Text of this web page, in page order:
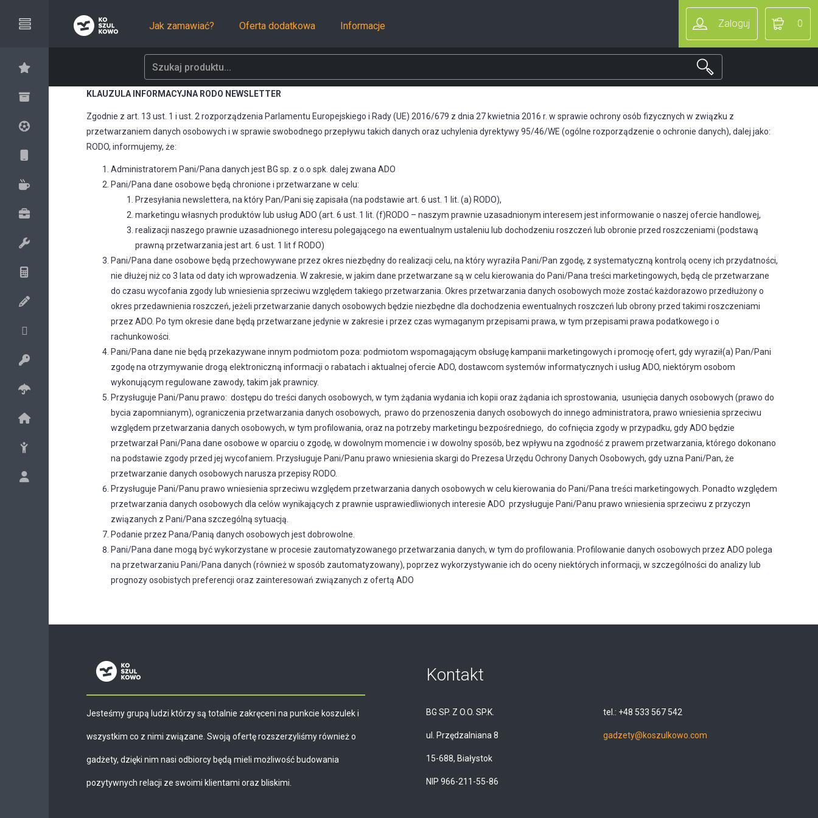
Zaloguj 0
Jak zamawiać? Oferta dodatkowa Informacje
Zestawy
Kompozycje
Akcesoria
Szklane
Kubki
Izotermiczne
Zestawy
Torby podróżne i sportowe
Torby i plecaki na laptopa
Zestawy narzędzi, Scyzoryki
Miarki, Ołówki stolarskie
Akcesoria komputerowe i smartfonowe
Teczki i torby na dokumenty
Notesy, Notatniki
Długopisy plastikowe
Długopisy metalowe
Touch
Zestawy piśmiennicze
Ołówki
Antystresy
Ski-Pass
Metalowe, Aluminiowe
Odblaskowe, Antystresowe
Z żetonem, Z otwieraczem
Z miarką, Latarką, Diodą
Parasole
Do kuchni
Pluszaki i maskotki
Upominiki ze skóry i ekoskóry
KLAUZULA INFORMACYJNA RODO NEWSLETTER
Zgodnie z art. 13 ust. 1 i ust. 2 rozporządzenia Parlamentu Europejskiego i Rady (UE) 2016/679 z dnia 27 kwietnia 2016 r. w sprawie ochrony osób fizycznych w związku z
przetwarzaniem danych osobowych i w sprawie swobodnego przepływu takich danych oraz uchylenia dyrektywy 95/46/WE (ogólne rozporządzenie o ochronie danych), dalej jako:
RODO, informujemy, że:
Administratorem Pani/Pana danych jest BG sp. z o.o spk. dalej zwana ADO
Pani/Pana dane osobowe będą chronione i przetwarzane w celu:
Przesyłania newslettera, na który Pan/Pani się zapisała (na podstawie art. 6 ust. 1 lit. (a) RODO),
marketingu własnych produktów lub usług ADO (art. 6 ust. 1 lit. (f)RODO – naszym prawnie uzasadnionym interesem jest informowanie o naszej ofercie handlowej,
realizacji naszego prawnie uzasadnionego interesu polegającego na ewentualnym ustaleniu lub dochodzeniu roszczeń lub obronie przed roszczeniami (podstawą
prawną przetwarzania jest art. 6 ust. 1 lit f RODO)
Pani/Pana dane osobowe będą przechowywane przez okres niezbędny do realizacji celu, na który wyraziła Pani/Pan zgodę, z systematyczną kontrolą oceny ich przydatności,
nie dłużej niż co 3 lata od daty ich wprowadzenia. W zakresie, w jakim dane przetwarzane są w celu kierowania do Pani/Pana treści marketingowych, będą cle przetwarzane
do czasu wycofania zgody lub wniesienia sprzeciwu względem takiego przetwarzania. Okres przetwarzania danych osobowych może zostać każdorazowo przedłużony o
okres przedawnienia roszczeń, jeżeli przetwarzanie danych osobowych będzie niezbędne dla dochodzenia ewentualnych roszczeń lub obrony przed takimi roszczeniami
przez ADO. Po tym okresie dane będą przetwarzane jedynie w zakresie i przez czas wymaganym przepisami prawa, w tym przepisami prawa podatkowego i o
rachunkowości.
Pani/Pana dane nie będą przekazywane innym podmiotom poza: podmiotom wspomagającym obsługę kampanii marketingowych i promocję ofert, gdy wyraził(a) Pan/Pani
zgodę na otrzymywanie drogą elektroniczną informacji o rabatach i aktualnej ofercie ADO, dostawcom systemów informatycznych i usług ADO, niektórym osobom
wykonującym regulowane zawody, takim jak prawnicy.
Przysługuje Pani/Panu prawo: dostępu do treści danych osobowych, w tym żądania wydania ich kopii oraz żądania ich sprostowania, usunięcia danych osobowych (prawo do
bycia zapomnianym), ograniczenia przetwarzania danych osobowych, prawo do przenoszenia danych osobowych do innego administratora, prawo wniesienia sprzeciwu
względem przetwarzania danych osobowych, w tym profilowania, oraz na potrzeby marketingu bezpośredniego, do cofnięcia zgody w przypadku, gdy ADO będzie
przetwarzał Pani/Pana dane osobowe w oparciu o zgodę, w dowolnym momencie i w dowolny sposób, bez wpływu na zgodność z prawem przetwarzania, którego dokonano
na podstawie zgody przed jej wycofaniem. Przysługuje Pani/Panu prawo wniesienia skargi do Prezesa Urzędu Ochrony Danych Osobowych, gdy uzna Pani/Pan, że
przetwarzanie danych osobowych narusza przepisy RODO.
Przysługuje Pani/Panu prawo wniesienia sprzeciwu względem przetwarzania danych osobowych w celu kierowania do Pani/Pana treści marketingowych. Ponadto względem
przetwarzania danych osobowych dla celów wynikających z prawnie usprawiedliwionych interesie ADO przysługuje Pani/Panu prawo wniesienia sprzeciwu z przyczyn
związanych z Pani/Pana szczególną sytuacją.
Podanie przez Pana/Panią danych osobowych jest dobrowolne.
Pani/Pana dane mogą być wykorzystane w procesie zautomatyzowanego przetwarzania danych, w tym do profilowania. Profilowanie danych osobowych przez ADO polega
na przetwarzaniu Pani/Pana danych (również w sposób zautomatyzowany), poprzez wykorzystywanie ich do oceny niektórych informacji, w szczególności do analizy lub
prognozy osobistych preferencji oraz zainteresowań związanych z ofertą ADO
Jesteśmy grupą ludzi którzy są totalnie zakręceni na punkcie koszulek i
wszystkim co z nimi związane. Swoją ofertę rozszerzyliśmy również o
gadżety, dzięki nim nasi odbiorcy będą mieli możliwość budowania
pozytywnych relacji ze swoimi klientami oraz bliskimi.
Kontakt
BG SP. Z O.O. SP.K.
ul. Przędzalniana 8
15-688, Białystok
NIP 966-211-55-86
tel.: +48 533 567 542
gadzety@koszulkowo.com